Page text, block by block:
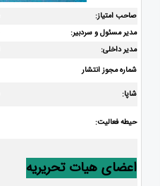
صاحب امتیاز:
مدیر مسئول و سردبیر:
مدیر داخلی:
شماره مجوز انتشار
شاپا:
حیطه فعالیت:
اعضای هیات تحریریه